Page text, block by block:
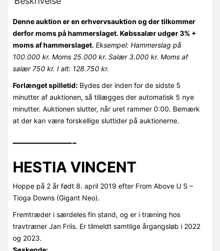
Denne auktion er en erhvervsauktion og der tilkommer
derfor moms på hammerslaget. Købssalær udgør 3% +
moms af hammerslaget. Eksempel: Hammerslag på
100.000 kr. Moms 25.000 kr. Salær 3.000 kr. Moms af
salær 750 kr. I alt: 128.750 kr.
Forlænget spilletid:Bydes der inden for de sidste 5
minutter af auktionen, så tillægges der automatisk 5 nye
minutter. Auktionen slutter, når uret rammer 0:00. Bemærk
at der kan være forskellige sluttider på auktionerne.
—————-
HESTIA VINCENT
Hoppe på 2 år født 8. april 2019 efter From Above U S –
Tioga Downs (Gigant Neo).
Fremtræder i særdeles fin stand, og er i træning hos
travtræner Jan Friis. Er tilmeldt samtlige årgangsløb i 2022
og 2023.